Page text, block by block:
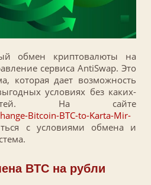
обмен криптовалюты на
сервиса AntiSwap. Это
которая дает возможность
условиях без каких-
На сайте
Bitcoin-BTC-to-Karta-Mir-
с условиями обмена и
BTC на рубли